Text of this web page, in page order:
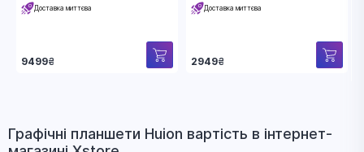
Доставка миттєва
9499₴
Доставка миттєва
2949₴
Графічні планшети Huion вapтіcть в інтернет-